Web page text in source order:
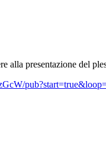
alla presentazione del